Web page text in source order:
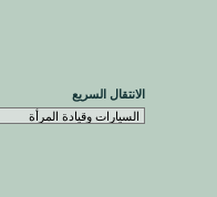
الانتقال السريع